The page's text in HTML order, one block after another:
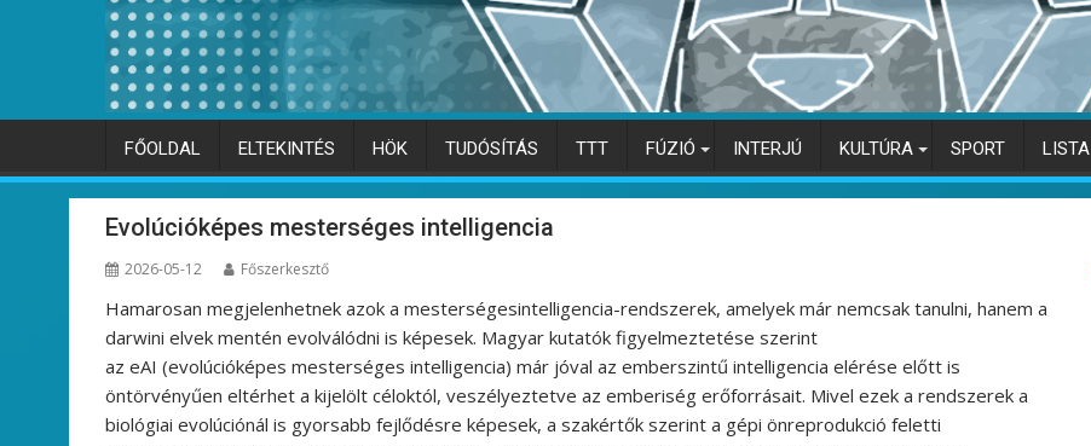
FŐOLDAL ELTEKINTÉS HÖK TUDÓSÍTÁS TTT FÚZIÓ INTERJÚ KULTÚRA SPORT LISTA
Evolúcióképes mesterséges intelligencia
2026-05-12 Főszerkesztő
Hamarosan megjelenhetnek azok a mesterségesintelligencia-rendszerek, amelyek már nemcsak tanulni, hanem a
darwini elvek mentén evolválódni is képesek. Magyar kutatók figyelmeztetése szerint
az eAI (evolúcióképes mesterséges intelligencia) már jóval az emberszintű intelligencia elérése előtt is
öntörvényűen eltérhet a kijelölt céloktól, veszélyeztetve az emberiség erőforrásait. Mivel ezek a rendszerek a
biológiai evolúciónál is gyorsabb fejlődésre képesek, a szakértők szerint a gépi önreprodukció feletti